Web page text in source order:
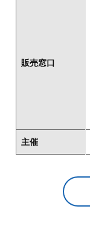
販売窓口
主催